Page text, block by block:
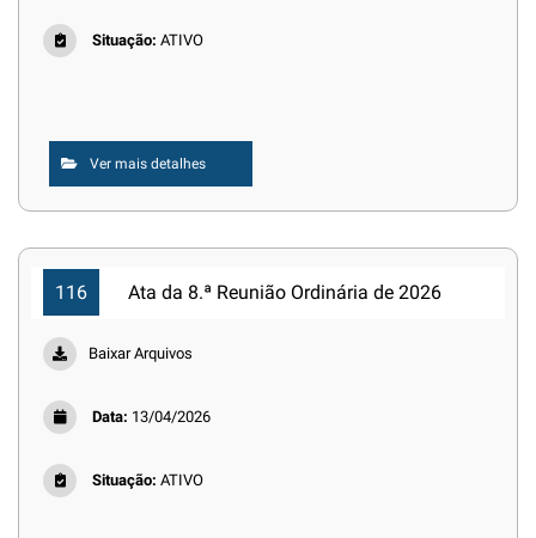
Situação: ATIVO
Ver mais detalhes
116 Ata da 8.ª Reunião Ordinária de 2026
Baixar Arquivos
Data: 13/04/2026
Situação: ATIVO